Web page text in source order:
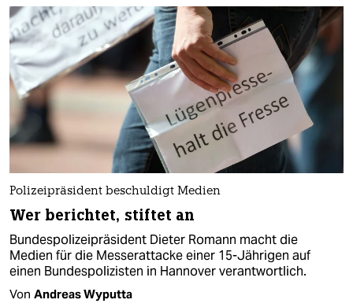
Polizeipräsident beschuldigt Medien
Wer berichtet, stiftet an
Bundespolizeipräsident Dieter Romann macht die
Medien für die Messerattacke einer 15-Jährigen auf
einen Bundespolizisten in Hannover verantwortlich.
Von Andreas Wyputta